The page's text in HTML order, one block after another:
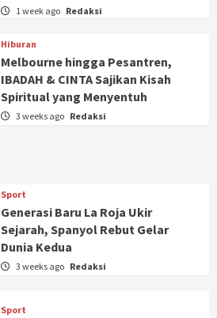
1 week ago Redaksi
Hiburan
Melbourne hingga Pesantren,
IBADAH & CINTA Sajikan Kisah
Spiritual yang Menyentuh
3 weeks ago Redaksi
Sport
Generasi Baru La Roja Ukir
Sejarah, Spanyol Rebut Gelar
Dunia Kedua
3 weeks ago Redaksi
Sport